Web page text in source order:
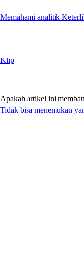
Tidak bisa menemukan
Memahami analitik
Klip
Apakah artikel ini